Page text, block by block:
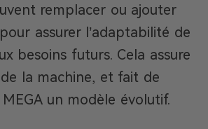
remplacer ou ajouter
assurer l’adaptabilité de
besoins futurs. Cela assure
la machine, et fait de
MEGA un modèle évolutif.